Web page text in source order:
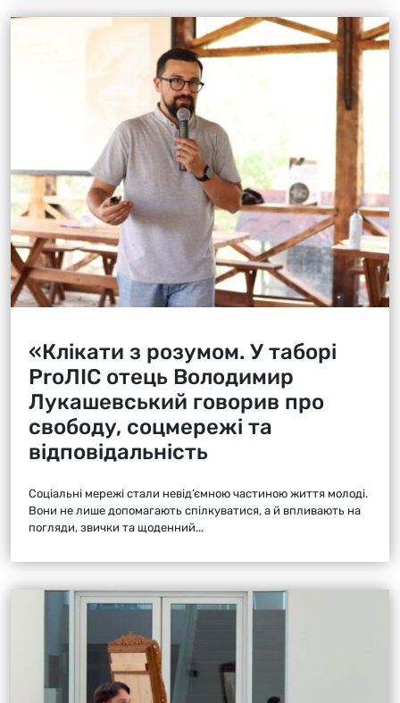
«Клікати з розумом. У таборі
ProЛІС отець Володимир
Лукашевський говорив про
свободу, соцмережі та
відповідальність
Соціальні мережі стали невід’ємною частиною життя молоді.
Вони не лише допомагають спілкуватися, а й впливають на
погляди, звички та щоденний...